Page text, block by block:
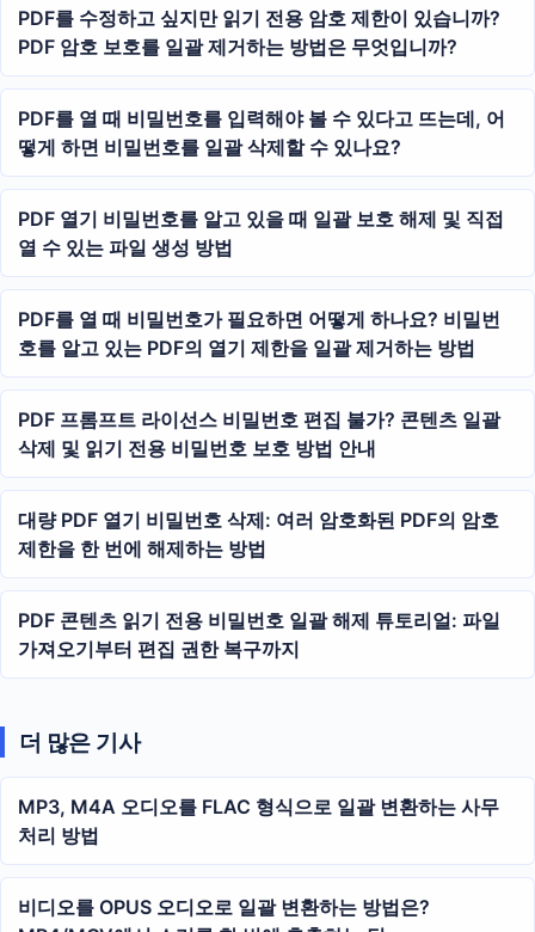
PDF를 수정하고 싶지만 읽기 전용 암호 제한이 있습니까?
PDF 암호 보호를 일괄 제거하는 방법은 무엇입니까?
PDF를 열 때 비밀번호를 입력해야 볼 수 있다고 뜨는데, 어
떻게 하면 비밀번호를 일괄 삭제할 수 있나요?
PDF 열기 비밀번호를 알고 있을 때 일괄 보호 해제 및 직접
열 수 있는 파일 생성 방법
PDF를 열 때 비밀번호가 필요하면 어떻게 하나요? 비밀번
호를 알고 있는 PDF의 열기 제한을 일괄 제거하는 방법
PDF 프롬프트 라이선스 비밀번호 편집 불가? 콘텐츠 일괄
삭제 및 읽기 전용 비밀번호 보호 방법 안내
대량 PDF 열기 비밀번호 삭제: 여러 암호화된 PDF의 암호
제한을 한 번에 해제하는 방법
PDF 콘텐츠 읽기 전용 비밀번호 일괄 해제 튜토리얼: 파일
가져오기부터 편집 권한 복구까지
더 많은 기사
MP3, M4A 오디오를 FLAC 형식으로 일괄 변환하는 사무
처리 방법
비디오를 OPUS 오디오로 일괄 변환하는 방법은?